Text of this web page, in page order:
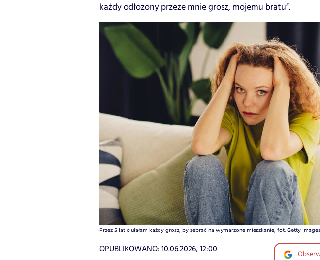
każdy odłożony przeze mnie grosz, mojemu bratu”.
Przez 5 lat ciułałam każdy grosz, by zebrać na wymarzone mieszkanie, fot. Getty
OPUBLIKOWANO: 10.06.2026, 12:00